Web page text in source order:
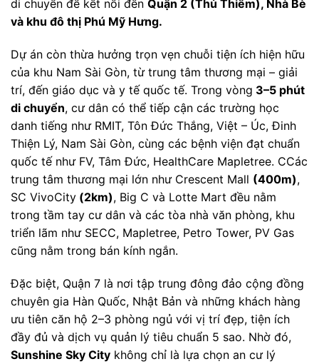
di chuyển để kết nối đến Quận 2 (Thủ Thiêm), Nhà Bè
và khu đô thị Phú Mỹ Hưng.
Dự án còn thừa hưởng trọn vẹn chuỗi tiện ích hiện hữu
của khu Nam Sài Gòn, từ trung tâm thương mại – giải
trí, đến giáo dục và y tế quốc tế. Trong vòng 3–5 phút
di chuyển, cư dân có thể tiếp cận các trường học
danh tiếng như RMIT, Tôn Đức Thắng, Việt – Úc, Đinh
Thiện Lý, Nam Sài Gòn, cùng các bệnh viện đạt chuẩn
quốc tế như FV, Tâm Đức, HealthCare Mapletree. CCác
trung tâm thương mại lớn như Crescent Mall (400m),
SC VivoCity (2km), Big C và Lotte Mart đều nằm
trong tầm tay cư dân và các tòa nhà văn phòng, khu
triển lãm như SECC, Mapletree, Petro Tower, PV Gas
cũng nằm trong bán kính ngắn.
Đặc biệt, Quận 7 là nơi tập trung đông đảo cộng đồng
chuyên gia Hàn Quốc, Nhật Bản và những khách hàng
ưu tiên căn hộ 2–3 phòng ngủ với vị trí đẹp, tiện ích
đầy đủ và dịch vụ quản lý tiêu chuẩn 5 sao. Nhờ đó,
Sunshine Sky City không chỉ là lựa chọn an cư lý